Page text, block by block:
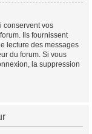
conservent vos
Ils fournissent
lecture des messages
du forum. Si vous
la suppression